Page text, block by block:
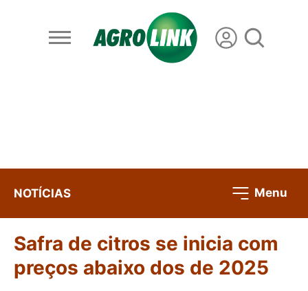
NOTÍCIAS Menu
Safra de citros se inicia com
preços abaixo dos de 2025